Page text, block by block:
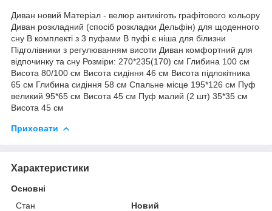
Диван новий Матеріал - велюр антикіготь графітового кольору
Диван розкладний (спосіб розкладки Дельфін) для щоденного
сну В комплекті з 3 пуфами В пуфі є ніша для білизни
Підголівники з регулюванням висоти Диван комфортний для
відпочинку та сну Розміри: 270*235(170) см Глибина 100 см
Висота 80/100 см Висота сидіння 46 см Висота підлокітника
65 см Глибина сидіння 58 см Спальне місце 195*126 см Пуф
великий 95*65 см Висота 45 см Пуф малий (2 шт) 35*35 см
Висота 45 см
Приховати
Характеристики
Основні
Стан
Новий